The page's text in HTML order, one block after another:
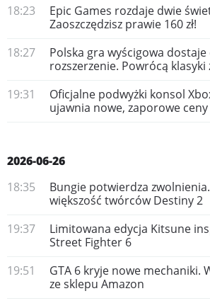
18:23
Epic Games rozdaje dwie
Zaoszczędzisz prawie 160 zł!
18:27
Polska gra wyścigowa
rozszerzenie. Powrócą klasyki
19:31
Oficjalne podwyżki konsol
ujawnia nowe, zaporowe ceny
2026-06-26
18:35
Bungie potwierdza
większość twórców Destiny 2
19:37
Limitowana edycja Kitsune
Street Fighter 6
19:51
GTA 6 kryje nowe mechaniki.
ze sklepu Amazon